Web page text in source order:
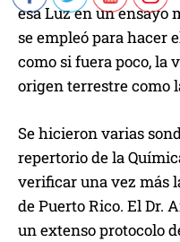
esa Luz en un ensayo
se empleó para hacer
como si fuera poco, la
origen terrestre como
Se hicieron varias
repertorio de la
verificar una vez más
de Puerto Rico. El Dr.
un extenso protocolo